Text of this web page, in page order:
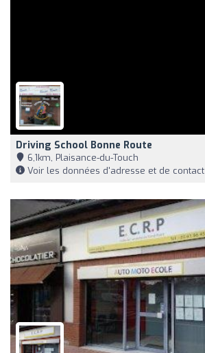
Driving School Bonne Route
6,1km, Plaisance-du-Touch
Voir les données d'adresse et de contact